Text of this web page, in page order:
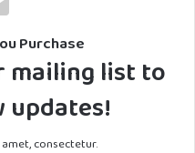
Purchase
mailing list to
updates!
consectetur.